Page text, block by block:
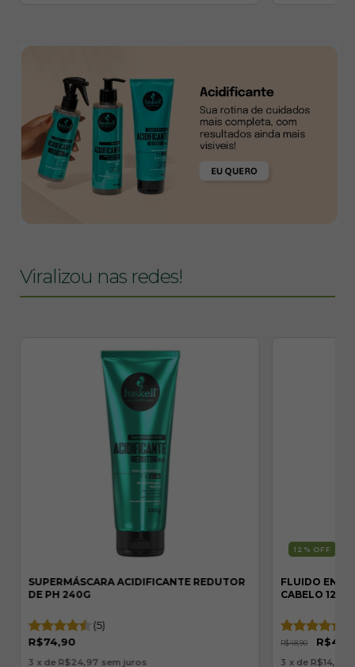
Viralizou nas redes!
SUPERMÁSCARA ACIDIFICANTE REDUTOR
DE PH 240G
(5)
R$74,90
3 x de R$24,97 sem juros
12 % OFF
FLUIDO
CABELO
R$48,90
3 x de R$14,33